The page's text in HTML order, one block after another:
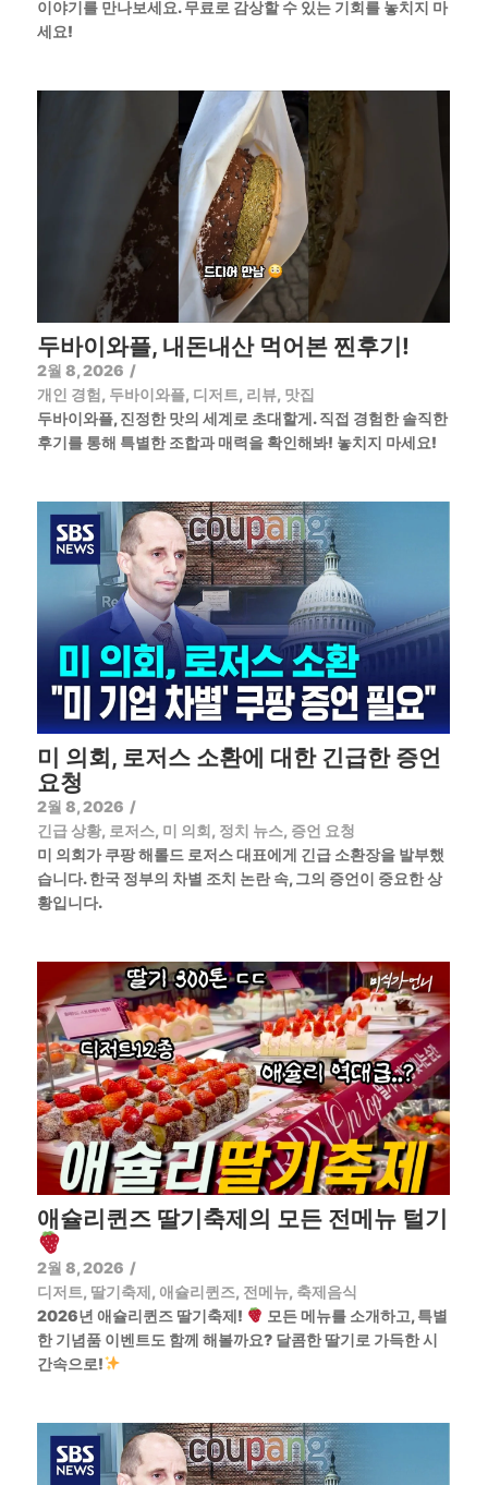
이야기를 만나보세요. 무료로 감상할 수 있는 기회를 놓치지 마
세요!
두바이와플, 내돈내산 먹어본 찐후기!
2월 8, 2026 /
개인 경험, 두바이와플, 디저트, 리뷰, 맛집
두바이와플, 진정한 맛의 세계로 초대할게. 직접 경험한 솔직한
후기를 통해 특별한 조합과 매력을 확인해봐! 놓치지 마세요!
미 의회, 로저스 소환에 대한 긴급한 증언
요청
2월 8, 2026 /
긴급 상황, 로저스, 미 의회, 정치 뉴스, 증언 요청
미 의회가 쿠팡 해롤드 로저스 대표에게 긴급 소환장을 발부했
습니다. 한국 정부의 차별 조치 논란 속, 그의 증언이 중요한 상
황입니다.
애슐리퀸즈 딸기축제의 모든 전메뉴 털기
2월 8, 2026 /
디저트, 딸기축제, 애슐리퀸즈, 전메뉴, 축제음식
2026년 애슐리퀸즈 딸기축제!
모든 메뉴를 소개하고, 특별
한 기념품 이벤트도 함께 해볼까요? 달콤한 딸기로 가득한 시
간속으로!